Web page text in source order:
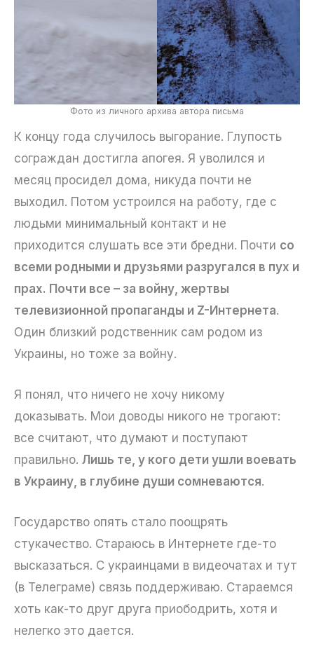
Фото из личного архива автора письма
К концу года случилось выгорание. Глупость
сограждан достигла апогея. Я уволился и
месяц просидел дома, никуда почти не
выходил. Потом устроился на работу, где с
людьми минимальный контакт и не
приходится слушать все эти бредни. Почти со
всеми родными и друзьями разругался в пух и
прах. Почти все – за войну, жертвы
телевизионной пропаганды и Z-Интернета.
Один близкий родственник сам родом из
Украины, но тоже за войну.
Я понял, что ничего не хочу никому
доказывать. Мои доводы никого не трогают:
все считают, что думают и поступают
правильно. Лишь те, у кого дети ушли воевать
в Украину, в глубине души сомневаются.
Государство опять стало поощрять
стукачество. Стараюсь в Интернете где-то
высказаться. С украинцами в видеочатах и тут
(в Телеграме) связь поддерживаю. Стараемся
хоть как-то друг друга приободрить, хотя и
нелегко это дается.